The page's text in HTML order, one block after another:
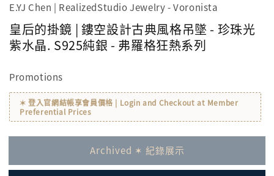
E.YJ Chen | RealizedStudio Jewelry - Voronista
皇后的掛鏡 | 鏤空設計古典風格吊墜 - 珍珠光
紫水晶. S925純銀 - 弗羅格狂熱系列
Promotions
✶ 登入官網結帳享會員價格 | Login and Checkout at Member
Preferential Prices
Archived ✶ 紀錄展示